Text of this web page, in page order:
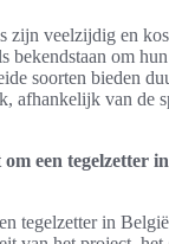
zijn veelzijdig en
bekendstaan om
soorten bieden
afhankelijk van de
een tegelzetter
tegelzetter in